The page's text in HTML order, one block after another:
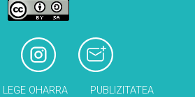
LEGE OHARRA PUBLIZITATEA